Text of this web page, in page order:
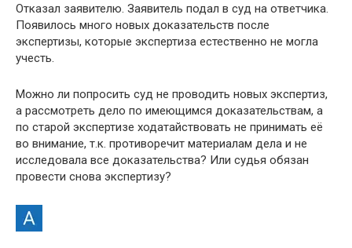
Отказал заявителю. Заявитель подал в суд на ответчика.
Появилось много новых доказательств после
экспертизы, которые экспертиза естественно не могла
учесть.
Можно ли попросить суд не проводить новых экспертиз,
а рассмотреть дело по имеющимся доказательствам, а
по старой экспертизе ходатайствовать не принимать её
во внимание, т.к. противоречит материалам дела и не
исследовала все доказательства? Или судья обязан
провести снова экспертизу?